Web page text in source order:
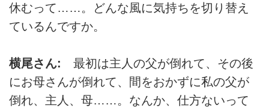
休むって……。どんな風に気持ちを切り替え
ているんですか。
横尾さん: 最初は主人の父が倒れて、その後
にお母さんが倒れて、間をおかずに私の父が
倒れ、主人、母……。なんか、仕方ないって